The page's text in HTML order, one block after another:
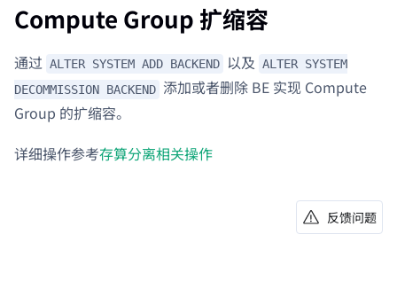
Compute Group 扩缩容
通过 ALTER SYSTEM ADD BACKEND 以及 ALTER SYSTEM
DECOMMISSION BACKEND 添加或者删除 BE 实现 Compute
Group 的扩缩容。
详细操作参考存算分离相关操作
反馈问题